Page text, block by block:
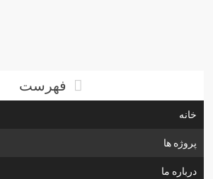
فهرست
خانه
پروژه ها
درباره ما